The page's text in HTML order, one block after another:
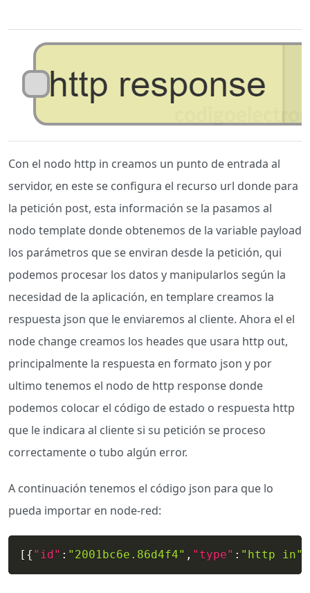
Con el nodo http in creamos un punto de entrada al
servidor, en este se configura el recurso url donde para
la petición post, esta información se la pasamos al
nodo template donde obtenemos de la variable payload
los parámetros que se enviran desde la petición, qui
podemos procesar los datos y manipularlos según la
necesidad de la aplicación, en templare creamos la
respuesta json que le enviaremos al cliente. Ahora el el
node change creamos los heades que usara http out,
principalmente la respuesta en formato json y por
ultimo tenemos el nodo de http response donde
podemos colocar el código de estado o respuesta http
que le indicara al cliente si su petición se proceso
correctamente o tubo algún error.
A continuación tenemos el código json para que lo
pueda importar en node-red:
[ { "id" : "2001bc6e.86d4f4" , "type" : "http in"